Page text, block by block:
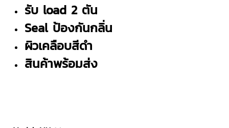
รับ load 2 ตัน
Seal ป้องกันกลิ่น
ผิวเคลือบสีดำ
สินค้าพร้อมส่ง